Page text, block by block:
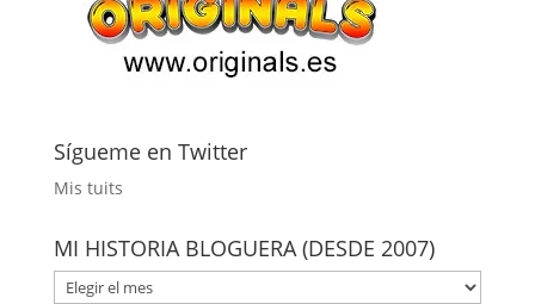
Sígueme en Twitter
Mis tuits
MI HISTORIA BLOGUERA (DESDE 2007)
MI